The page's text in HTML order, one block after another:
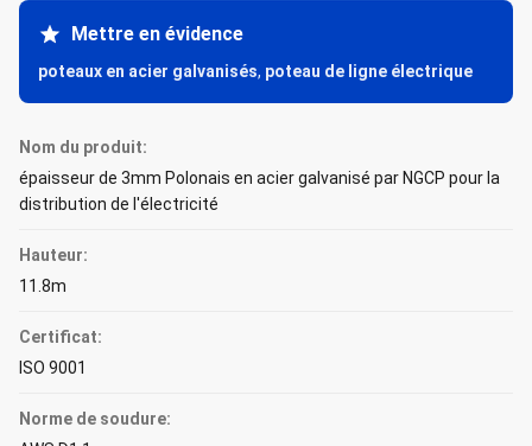
Mettre en évidence
poteaux en acier galvanisés, poteau de ligne électrique
Nom du produit:
épaisseur de 3mm Polonais en acier galvanisé par NGCP pour la
distribution de l'électricité
Hauteur:
11.8m
Certificat:
ISO 9001
Norme de soudure: